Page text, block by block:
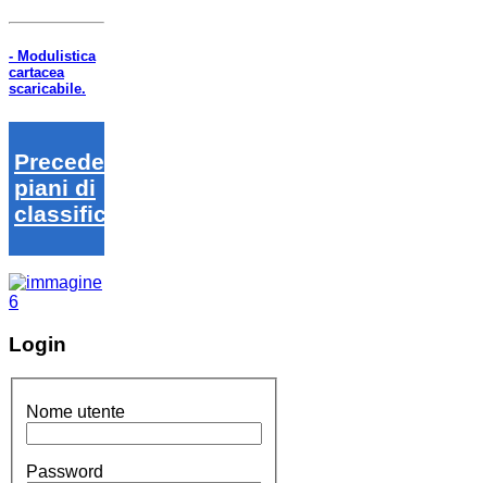
- Modulistica
cartacea
scaricabile.
Precedenti
piani di
classifica
Login
Nome utente
Password